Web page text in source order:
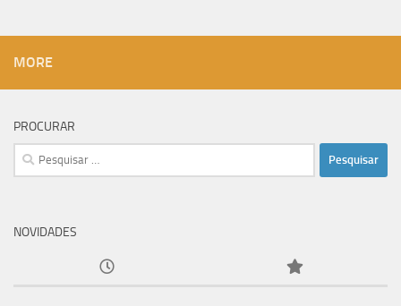
MORE
PROCURAR
Pesquisar
por:
NOVIDADES